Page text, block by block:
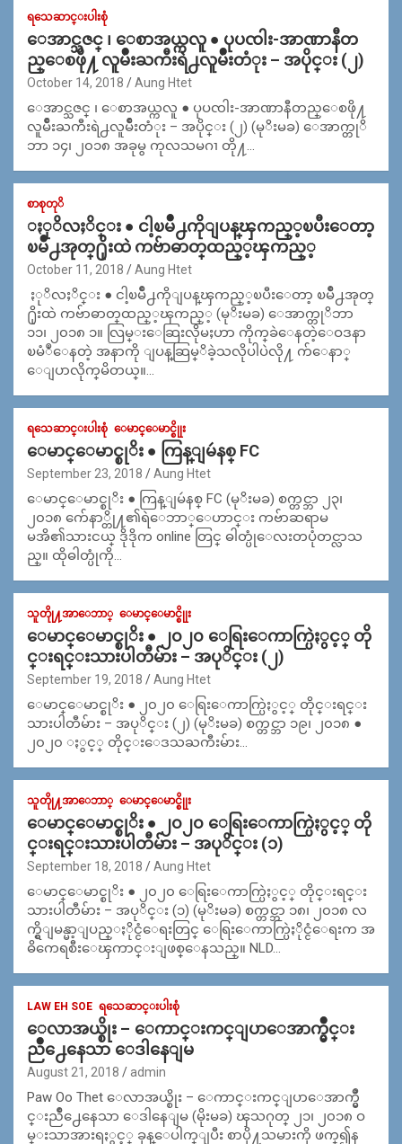
ရသေဆာင္းပါးစုံ
ေအာင္သဇင္ ၊ ေစာအယ္ကလူ ● ပုပၸါး-အာဏာနီတ
ည္ေစဖို႔ လူမ်ဳိးႀကီးရဲ႕လူမ်ဳိးတံုး – အပိုင္း (၂)
October 14, 2018 Aung Htet
ေအာင္သဇင္ ၊ ေစာအယ္ကလူ ● ပုပၸါး-အာဏာနီတည္ေစဖို႔
လူမ်ဳိးႀကီးရဲ႕လူမ်ဳိးတံုး – အပိုင္း (၂) (မုိးမခ) ေအာက္တုိ
ဘာ ၁၄၊ ၂၀၁၈ အခုမွ ကုလသမဂၢ တို႔…
စာစုတုိ
ႏုိလႈိင္း ● ငါ့ၿမိဳ႕ကိုျပန္​ၾကည္​့ၿပီး​ေတာ့
ၿမိဳ႕အုတ္​႐ိုးထဲ ကဗ်ာဓာတ္​ထည္​့ၾကည္​့
October 11, 2018 Aung Htet
ႏုိလႈိင္း ● ငါ့ၿမိဳ႕ကိုျပန္​ၾကည္​့ၿပီး​ေတာ့ ၿမိဳ႕အုတ္​
႐ိုးထဲ ကဗ်ာဓာတ္​ထည္​့ၾကည္​့ (မုိးမခ) ေအာက္တုိဘာ
၁၁၊ ၂၀၁၈ ၁။ လြမ္​း​ေဆြးလိုမႈဟာ ကိုက္​ခဲ​ေနတဲ့​ေဝဒနာ
ၿမံဳ​ေနတဲ့ အနာကို ျပန္​ဆြမ္ိခဲ့သလိုပါပဲလို႔ က်​ေနာ္​​
ေျပာလိုက္​မိတယ္​။…
ရသေဆာင္းပါးစုံ ေမာင္ေမာင္စိုုး
ေမာင္ေမာင္စုိး ● ကြန္ျမဴနစ္ FC
September 23, 2018 Aung Htet
ေမာင္ေမာင္စုိး ● ကြန္ျမဴနစ္ FC (မုိးမခ) စက္တင္ဘာ ၂၃၊
၂၀၁၈ က်ေနာ္တို႔၏ရဲေဘာ္ေဟာင္း ကဗ်ာဆရာမ
မအိ၏သားငယ္ ဒိုဒိုက online တြင္ ဓါတ္ပုံေလးတပုံတင္လာသ
ည္။ ထိုဓါတ္ပုံကို…
သူတိုု႔အာေဘာ္ ေမာင္ေမာင္စိုုး
ေမာင္ေမာင္စုိး ● ၂၀၂၀ ေရြးေကာက္ပြဲႏွင့္ တို
င္းရင္းသားပါတီမ်ား – အပုိင္း (၂)
September 19, 2018 Aung Htet
ေမာင္ေမာင္စုိး ● ၂၀၂၀ ေရြးေကာက္ပြဲႏွင့္ တိုင္းရင္း
သားပါတီမ်ား – အပုိင္း (၂) (မုိးမခ) စက္တင္ဘာ ၁၉၊ ၂၀၁၈ ●
၂၀၂၀ ႏွင့္ တိုင္းေဒသႀကီးမ်ား…
သူတိုု႔အာေဘာ္ ေမာင္ေမာင္စိုုး
ေမာင္ေမာင္စုိး ● ၂၀၂၀ ေရြးေကာက္ပြဲႏွင့္ တို
င္းရင္းသားပါတီမ်ား – အပုိင္း (၁)
September 18, 2018 Aung Htet
ေမာင္ေမာင္စုိး ● ၂၀၂၀ ေရြးေကာက္ပြဲႏွင့္ တိုင္းရင္း
သားပါတီမ်ား – အပုိင္း (၁) (မုိးမခ) စက္တင္ဘာ ၁၈၊ ၂၀၁၈ လ
က္ရွိျမန္မာ့ျပည္ႏိုင္ငံေရးတြင္ ေရြးေကာက္ပြဲႏိုင္ငံေရးက အ
ဓိကေရစီးေၾကာင္းျဖစ္ေနသည္။ NLD…
LAW EH SOE ရသေဆာင္းပါးစုံ
ေလာအယ္စိုး – ေကာင္းကင္ျပာေအာက္မွဳိင္း
ညိဳ႕ေနေသာ ေဒါနေျမ
August 21, 2018 admin
Paw Oo Thet ေလာအယ္စိုး – ေကာင္းကင္ျပာေအာက္မွဳိ
င္းညိဳ႕ေနေသာ ေဒါနေျမ (မိုးမခ) ၾသဂုတ္ ၂၁၊ ၂၀၁၈ ဝ
မ္းသာအားရႏွင့္ ခုန္ေပါက္ျပီး စာပို႔သမားကို ဖက္၍န